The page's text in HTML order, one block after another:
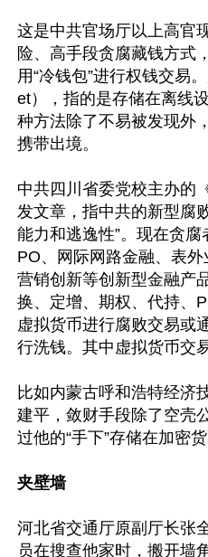
这是中共官场厅以上高官
险、高手段贪腐藏钱方式
用“冷钱包”进行权钱交易
et），指的是存储在离线
种方法除了不易被发现外
携带出境。
中共四川省委党校主办的
发文章，指中共的新型腐
能力和逃逸性”。现在贪
PO、网际网路金融、表
营销创新等创新型金融产
换、定增、期权、代持、
虚拟货币进行腐败交易或
行洗钱。其中虚拟货币交
比如内蒙古呼和浩特经济
建平，敛财手段除了空壳
过他的“手下”存储在加密货
夹壁墙
河北省交通厅原副厅长张
员在搜查他家时，搬开墙